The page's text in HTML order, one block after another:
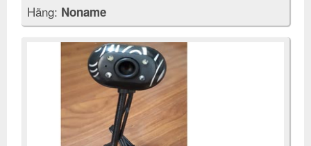
Hãng: Noname